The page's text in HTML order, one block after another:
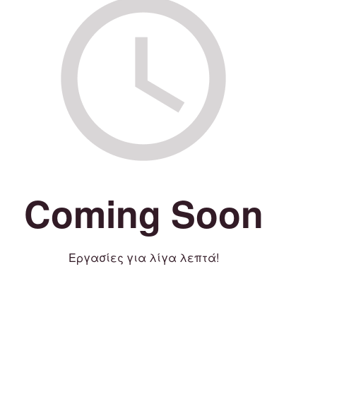
Coming Soon
Εργασίες για λίγα λεπτά!